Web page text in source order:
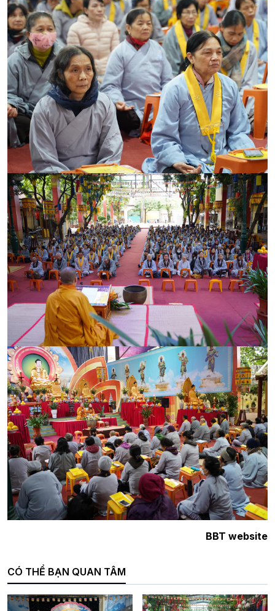
BBT website
CÓ THỂ BẠN QUAN TÂM